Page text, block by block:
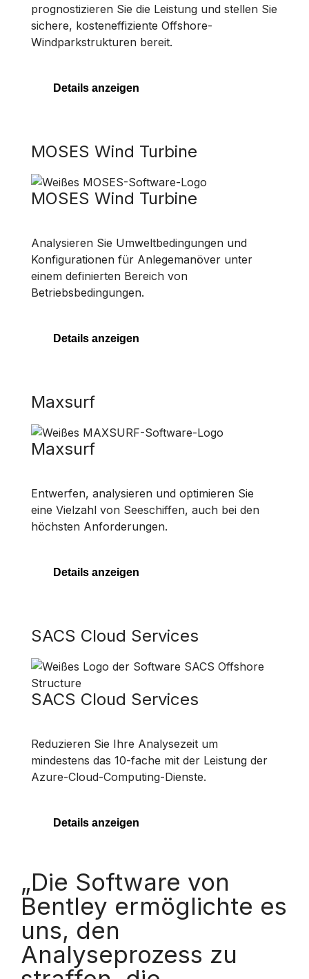
prognostizieren Sie die Leistung und stellen Sie
sichere, kosteneffiziente Offshore-
Windparkstrukturen bereit.
Details anzeigen
MOSES Wind Turbine
MOSES Wind Turbine
Analysieren Sie Umweltbedingungen und
Konfigurationen für Anlegemanöver unter
einem definierten Bereich von
Betriebsbedingungen.
Details anzeigen
Maxsurf
Maxsurf
Entwerfen, analysieren und optimieren Sie
eine Vielzahl von Seeschiffen, auch bei den
höchsten Anforderungen.
Details anzeigen
SACS Cloud Services
SACS Cloud Services
Reduzieren Sie Ihre Analysezeit um
mindestens das 10-fache mit der Leistung der
Azure-Cloud-Computing-Dienste.
Details anzeigen
„Die Software von
Bentley ermöglichte es
uns, den
Analyseprozess zu